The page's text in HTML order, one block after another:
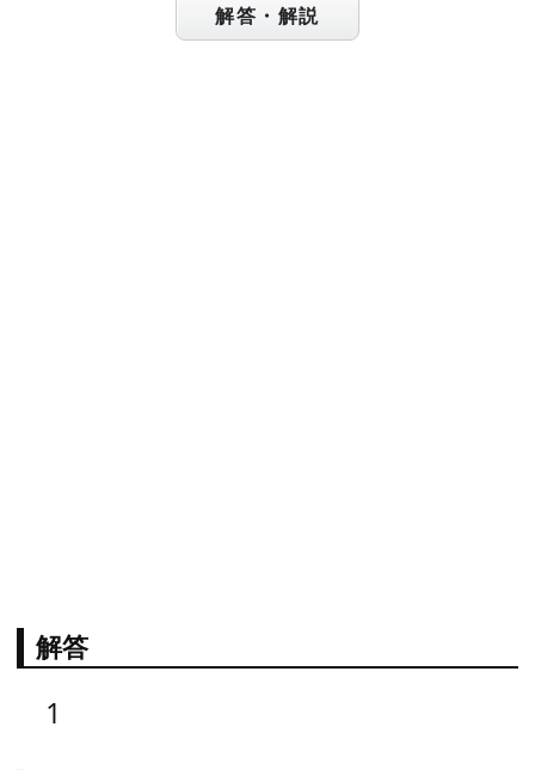
解答・解説
解答
1